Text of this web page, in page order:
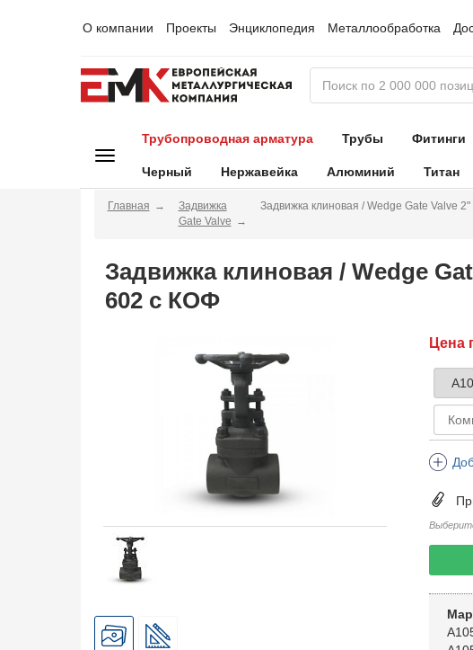
О компании Проекты Энциклопедия Металлообработка
Трубопроводная арматура Трубы Фитинги
Черный Нержавейка Алюминий Титан
Главная
Задвижка
Gate Valve
Задвижка клиновая / Wedge Gate Valve
Задвижка клиновая / Wedge
602 с КОФ
Цена